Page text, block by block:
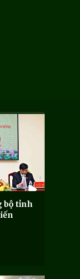
bộ tỉnh